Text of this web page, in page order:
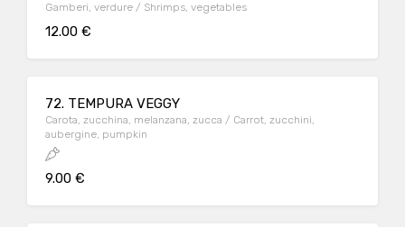
Gamberi, verdure / Shrimps, vegetables
12.00 €
72. TEMPURA VEGGY
Carota, zucchina, melanzana, zucca / Carrot, zucchini,
aubergine, pumpkin
9.00 €